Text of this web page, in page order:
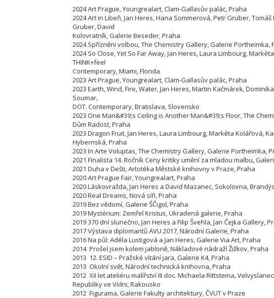
2024 Art Prague, Youngrealart, Clam-Gallasův palác, Praha
2024 Art in Libeň, Jan Heres, Hana Sommerová, Petr Gruber,
Gruber, David
Kolovratník, Galerie Beseder, Praha
2024 Spřízněni volbou, The Chemistry Gallery, Galerie Portheimka,
2024 So Close, Yet So Far Away, Jan Heres, Laura Limbourg,
THINK+feel
Contemporary, Miami, Florida
2023 Art Prague, Youngrealart, Clam-Gallasův palác, Praha
2023 Earth, Wind, Fire, Water, Jan Heres, Martin Kačmárek,
Soumar,
DOT. Contemporary, Bratislava, Slovensko
2023 One Man&#39;s Ceiling is Another Man&#39;s Floor, The
Dům Radost, Praha
2023 Dragon Fruit, Jan Heres, Laura Limbourg, Markéta Kolářová,
Hybernská, Praha
2023 In Arte Voluptas, The Chemistry Gallery, Galerie Portheimka,
2021 Finalista 14. Ročník Ceny kritiky umění za mladou malbu,
2021 Duha v Dešti, Artotéka Městské knihovny v Praze, Praha
2020 Art Prague Fair, Youngrealart, Praha
2020 Láskovražda, Jan Heres a David Mazanec, Sokolovna,
2020 Real Dreams, Nová síň, Praha
2019 Bez vědomí, Galerie ŠČigol, Praha
2019 Mystérium: Zemřel Kristus, Ukradená galerie, Praha
2019 370 dní slunečno, Jan Heres a Filip Švehla, Jan Čejka Gallery,
2017 Výstava diplomantů AVU 2017, Národní Galerie, Praha
2016 Na půl: Adéla Lustigová a Jan Heres, Galerie Via Art, Praha
2014 Prošel jsem kolem jabloně, Nákladové nádraží Žižkov, Praha
2013 12. ESID – Pražské vítání jara, Galerie K4, Praha
2013 Okolní svět, Národní technická knihovna, Praha
2012 XII let ateliéru malířství III doc. Michaela Rittsteina,
Republiky ve Vídni, Rakousko
2012 Figurama, Galerie Fakulty architektury, ČVUT v Praze